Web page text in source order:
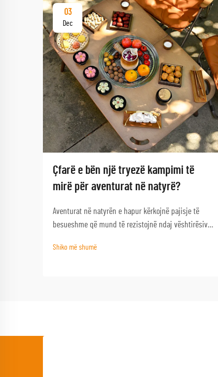
03
Dec
Çfarë e bën një tryezë kampimi të
mirë për aventurat në natyrë?
Aventurat në natyrën e hapur kërkojnë pajisje të
besueshme që mund të rezistojnë ndaj vështirësive
më së shumti. Një tryezë kampimi e mirë shërben si
Shiko më shumë